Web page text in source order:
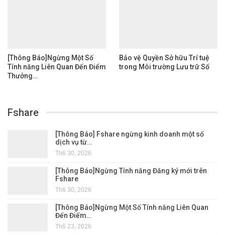
[Thông Báo]Ngừng Một Số
Tính năng Liên Quan Đến Điểm
Thưởng…
Bảo vệ Quyền Sở hữu Trí tuệ
trong Môi trường Lưu trữ Số
Fshare
[Thông Báo] Fshare ngừng kinh doanh một số
dịch vụ từ…
Th6 30, 2026
[Thông Báo]Ngừng Tính năng Đăng ký mới trên
Fshare
Th6 30, 2026
[Thông Báo]Ngừng Một Số Tính năng Liên Quan
Đến Điểm…
Th6 23, 2026